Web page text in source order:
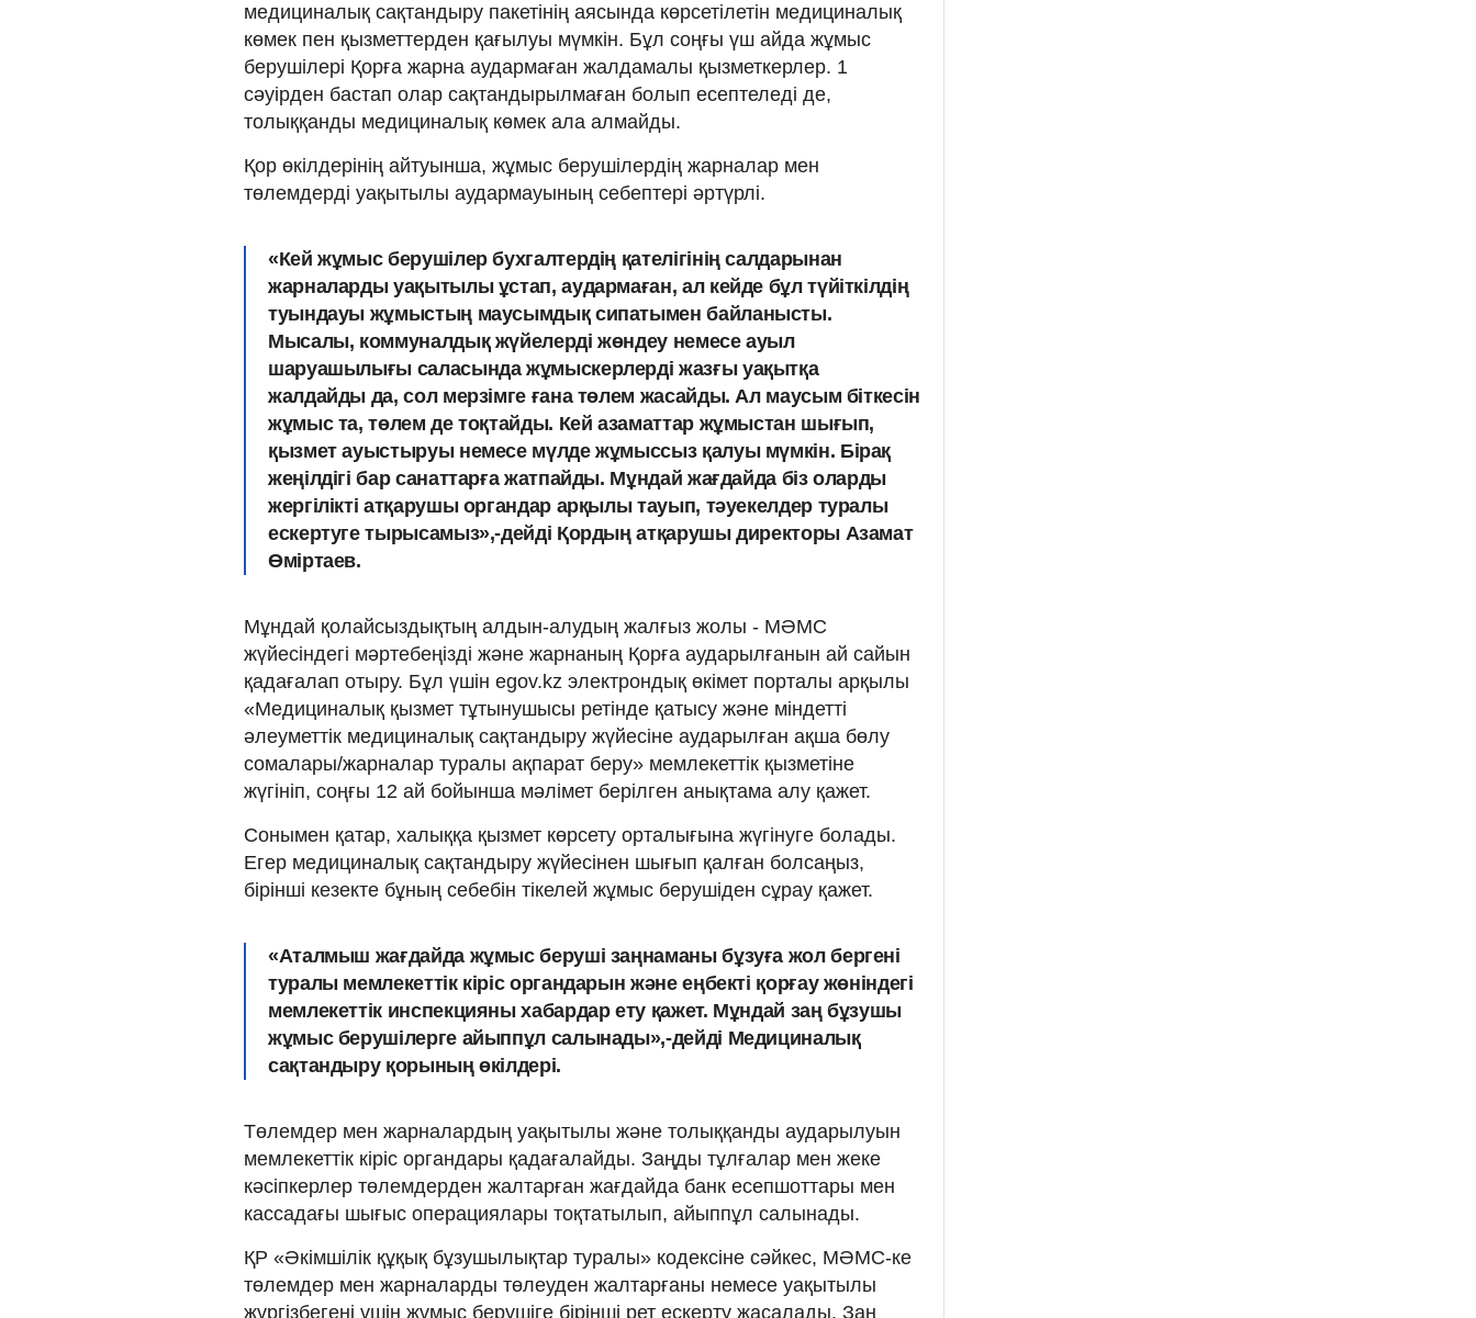
медициналық сақтандыру пакетінің аясында көрсетілетін медициналық
көмек пен қызметтерден қағылуы мүмкін. Бұл соңғы үш айда жұмыс
берушілері Қорға жарна аудармаған жалдамалы қызметкерлер. 1
сәуірден бастап олар сақтандырылмаған болып есептеледі де,
толыққанды медициналық көмек ала алмайды.
Қор өкілдерінің айтуынша, жұмыс берушілердің жарналар мен
төлемдерді уақытылы аудармауының себептері әртүрлі.
«Кей жұмыс берушілер бухгалтердің қателігінің салдарынан
жарналарды уақытылы ұстап, аудармаған, ал кейде бұл түйіткілдің
туындауы жұмыстың маусымдық сипатымен байланысты.
Мысалы, коммуналдық жүйелерді жөндеу немесе ауыл
шаруашылығы саласында жұмыскерлерді жазғы уақытқа
жалдайды да, сол мерзімге ғана төлем жасайды. Ал маусым біткесін
жұмыс та, төлем де тоқтайды. Кей азаматтар жұмыстан шығып,
қызмет ауыстыруы немесе мүлде жұмыссыз қалуы мүмкін. Бірақ
жеңілдігі бар санаттарға жатпайды. Мұндай жағдайда біз оларды
жергілікті атқарушы органдар арқылы тауып, тәуекелдер туралы
ескертуге тырысамыз»,-дейді Қордың атқарушы директоры Азамат
Өміртаев.
Мұндай қолайсыздықтың алдын-алудың жалғыз жолы - МӘМС
жүйесіндегі мәртебеңізді және жарнаның Қорға аударылғанын ай сайын
қадағалап отыру. Бұл үшін egov.kz электрондық өкімет порталы арқылы
«Медициналық қызмет тұтынушысы ретінде қатысу және міндетті
әлеуметтік медициналық сақтандыру жүйесіне аударылған ақша бөлу
сомалары/жарналар туралы ақпарат беру» мемлекеттік қызметіне
жүгініп, соңғы 12 ай бойынша мәлімет берілген анықтама алу қажет.
Сонымен қатар, халыққа қызмет көрсету орталығына жүгінуге болады.
Егер медициналық сақтандыру жүйесінен шығып қалған болсаңыз,
бірінші кезекте бұның себебін тікелей жұмыс берушіден сұрау қажет.
«Аталмыш жағдайда жұмыс беруші заңнаманы бұзуға жол бергені
туралы мемлекеттік кіріс органдарын және еңбекті қорғау жөніндегі
мемлекеттік инспекцияны хабардар ету қажет. Мұндай заң бұзушы
жұмыс берушілерге айыппұл салынады»,-дейді Медициналық
сақтандыру қорының өкілдері.
Төлемдер мен жарналардың уақытылы және толыққанды аударылуын
мемлекеттік кіріс органдары қадағалайды. Заңды тұлғалар мен жеке
кәсіпкерлер төлемдерден жалтарған жағдайда банк есепшоттары мен
кассадағы шығыс операциялары тоқтатылып, айыппұл салынады.
ҚР «Әкімшілік құқық бұзушылықтар туралы» кодексіне сәйкес, МӘМС-ке
төлемдер мен жарналарды төлеуден жалтарғаны немесе уақытылы
жүргізбегені үшін жұмыс берушіге бірінші рет ескерту жасалады. Заң